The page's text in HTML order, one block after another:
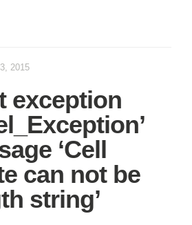
2015
exception
‘Cell
can not be
string’